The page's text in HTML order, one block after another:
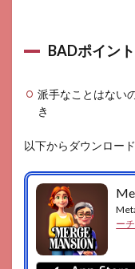
BADポイント
派手なことはない
き
以下からダウンロー
ーチ